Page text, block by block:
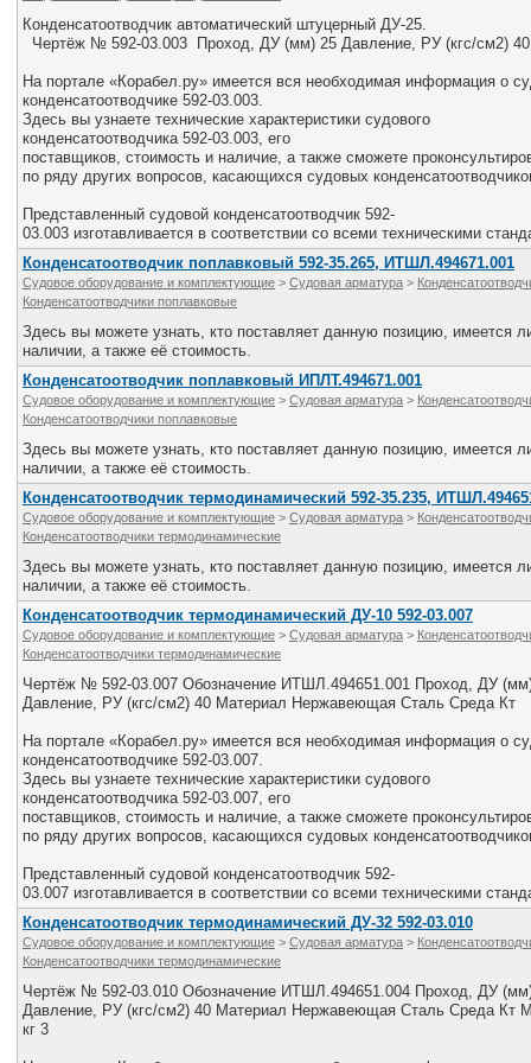
Конденсатоотводчик автоматический штуцерный ДУ-25.
Чертёж № 592-03.003 Проход, ДУ (мм) 25 Давление, РУ (кгс/см2) 40
На портале «Корабел.ру» имеется вся необходимая информация о
конденсатоотводчике 592-03.003.
Здесь вы узнаете технические характеристики судового
конденсатоотводчика 592-03.003, его
поставщиков, стоимость и наличие, а также сможете
по ряду других вопросов, касающихся судовых
Представленный судовой конденсатоотводчик 592-
03.003 изготавливается в соответствии со всеми техническими
Конденсатоотводчик поплавковый 592-35.265, ИТШЛ.494671.001
Судовое оборудование и комплектующие > Судовая арматура >
Конденсатоотводчики поплавковые
Здесь вы можете узнать, кто поставляет данную позицию, имеется
наличии, а также её стоимость.
Конденсатоотводчик поплавковый ИПЛТ.494671.001
Судовое оборудование и комплектующие > Судовая арматура >
Конденсатоотводчики поплавковые
Здесь вы можете узнать, кто поставляет данную позицию, имеется
наличии, а также её стоимость.
Конденсатоотводчик термодинамический 592-35.235,
Судовое оборудование и комплектующие > Судовая арматура >
Конденсатоотводчики термодинамические
Здесь вы можете узнать, кто поставляет данную позицию, имеется
наличии, а также её стоимость.
Конденсатоотводчик термодинамический ДУ-10 592-03.007
Судовое оборудование и комплектующие > Судовая арматура >
Конденсатоотводчики термодинамические
Чертёж № 592-03.007 Обозначение ИТШЛ.494651.001 Проход, ДУ
Давление, РУ (кгс/см2) 40 Материал Нержавеющая Сталь Среда Кт
На портале «Корабел.ру» имеется вся необходимая информация о
конденсатоотводчике 592-03.007.
Здесь вы узнаете технические характеристики судового
конденсатоотводчика 592-03.007, его
поставщиков, стоимость и наличие, а также сможете
по ряду других вопросов, касающихся судовых
Представленный судовой конденсатоотводчик 592-
03.007 изготавливается в соответствии со всеми техническими
Конденсатоотводчик термодинамический ДУ-32 592-03.010
Судовое оборудование и комплектующие > Судовая арматура >
Конденсатоотводчики термодинамические
Чертёж № 592-03.010 Обозначение ИТШЛ.494651.004 Проход, ДУ
Давление, РУ (кгс/см2) 40 Материал Нержавеющая Сталь Среда Кт
кг 3